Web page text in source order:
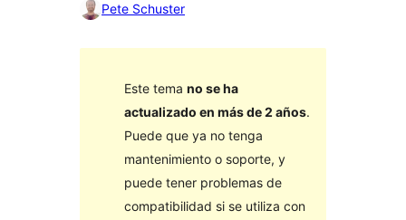
Pete Schuster
Este tema no se ha
actualizado en más de 2 años.
Puede que ya no tenga
mantenimiento o soporte, y
puede tener problemas de
compatibilidad si se utiliza con